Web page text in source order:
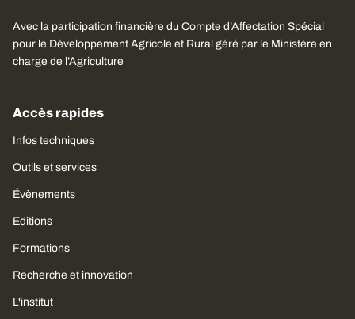
Avec la participation financière du Compte d’Affectation Spécial
pour le Développement Agricole et Rural géré par le Ministère en
charge de l’Agriculture
Accès rapides
Infos techniques
Outils et services
Évènements
Editions
Formations
Recherche et innovation
L'institut